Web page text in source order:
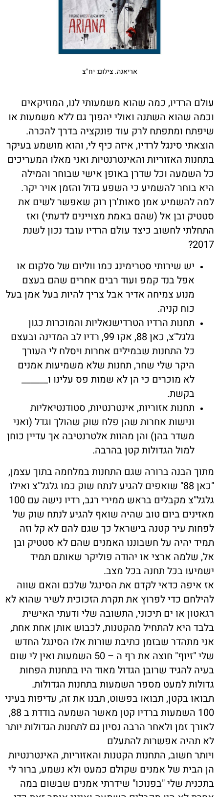
אריאנה. צילום: יח"צ
עולם הרדיו, כמה שהוא משמעותי לנו, המוזיקאים
וכמה שהוא השתנה ואולי יהפוך גם ללא משמעות או
שיפתח ומתפתח לרק עוד פונקציה בדרך להכרה.
הוצאתי סינגל לרדיו, איזה כיף לי, והוא מושמע בעיקר
בתחנות האזוריות והאינטרנטיות ואני מאלו המעריכים
כל השמעה וכל שדרן באופן אישי שבוחר והמילה
היא בוחר להשמיע כי השפע גדול והזמן אויר יקר.
למה להשמיע אמן סאות'רן רוק שאפשר לשים את
סטטיק ובן אל (שהם באמת מצויינים לדעתי) ואז
התחלתי לחשוב כיצד עולם הרדיו עובד נכון לשנת
2017?
יש שירותי סטרימינג כמו ווליום של סלקום או
אפל בנד קמפ ועוד רבים אחרים שהם בעצם
מנוע צמיחה אדיר אבל צריך להיות בעל אמן בעל
כוח קניה.
תחנות הרדיו הטרדישנאליות והמוכרות כגון
גלגל"צ, כאן 88, אקו 99, רדיו לב המדינה ובעצם
כל התחנות שבמילים אחרות ויסלח לי העורך
היקר שלי שחר, תחנות שלא משמיעות אמנים
לא מוכרים כי הן לא שמות פס עלינו ו______
בקשת.
תחנות אזוריות, אינטרנטיות, סטודנטיאליות
ונישות אחרות שהן פלח שוק שהולך וגדל (ואני
משדר בהן) והן מהוות אלטרנטיבה אך עדיין כוחן
למול הגדולות קטן בהרבה.
מתוך הבנה ברורה שגם התחנות במלחמה בתוך עצמן,
"כאן 88" שואפים להגיע לנתח שוק כמו גלגל"צ ואילו
גלגל"צ מקבלים בראש ממירי רגב, רדיו נישה עם 100
מאזינים ביום טוב שהיה שואף להגיע לנתח שוק של
לפחות עיר קטנה בישראל כך שגם להם לא קל וזה
תמיד יהיה על חשבוננו האמנים שהם לא סטטיק ובן
אל, שלמה ארצי או יהודה פוליקר שאותם תמיד
ישמיעו בכל תחנה בכל מצב.
אז איפה כדאי לקדם את הסינגל שלכם והאם שווה
להילחם כדי לפרוץ את תקרת הזכוכית לשיר שהוא לא
רגאטון או ים תיכוני, התשובה שלי ודעתי האישית
בלבד היא להתחיל מהקטנות, לכבוש אותן אחת אחת,
אני מתהדר שבזמן כתיבת שורות אלו הסינגל החדש
שלי "זיוף" חוצה את רף ה – 50 השמעות ואין לי שום
בעיה להגיד שרובן הגדול מאוד היו בתחנות הפחות
גדולות למעט מספר השמעות בתחנות הגדולות.
תבואו בקטן, תבואו בפשוט, תבנו את זה, עדיפות בעיני
100 השמעות ברדיו קטן מאשר השמעה בודדת ב 88,
לאורך זמן ולאחר הרבה נסיון גם לתחנות הגדולות יותר
לא תהיה אפשרות להתעלם
ויותר חשוב, התחנות הקטנות והאזוריות, האינטרנטיות
הן הבית של אמנים שקולם כמעט ולא נשמע, ברור לי
בתכנית שלי "בפנוכו" שידרתי אמנים שבשום במה